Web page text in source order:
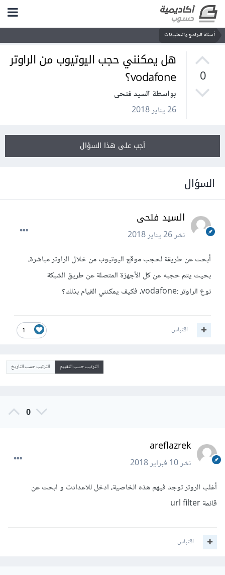
أسئلة البرامج والتطبيقات
0
هل يمكنني حجب اليوتيوب من الراوتر
vodafone؟
بواسطة السيد فتحى
26 يناير 2018
أجب على هذا السؤال
السؤال
السيد فتحى
نشر26 يناير 2018
أبحث عن طريقة لحجب موقع اليوتيوب من خلال الراوتر مباشرة،
بحيث يتم حجبه عن كل الأجهزة المتصلة عن طريق الشبكة
نوع الراوتر :vodafone، فكيف يمكنني القيام بذلك؟
1 اقتباس
الترتيب حسب التقييم الترتيب حسب التاريخ
0
areflazrek
نشر10 فبراير 2018
أغلب الروتر توجد فيهم هذه الخاصية، ادخل للاعدادت و ابحث عن
قائمة url filter
اقتباس